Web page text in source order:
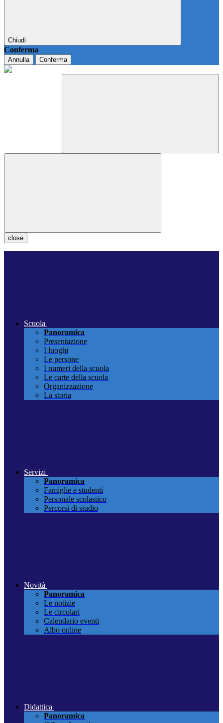
Chiudi
Conferma
Annulla Conferma
close
Scuola
Panoramica
Presentazione
I luoghi
Le persone
I numeri della scuola
Le carte della scuola
Organizzazione
La storia
Servizi
Panoramica
Famiglie e studenti
Personale scolastico
Percorsi di studio
Novità
Panoramica
Le notizie
Le circolari
Calendario eventi
Albo online
Didattica
Panoramica